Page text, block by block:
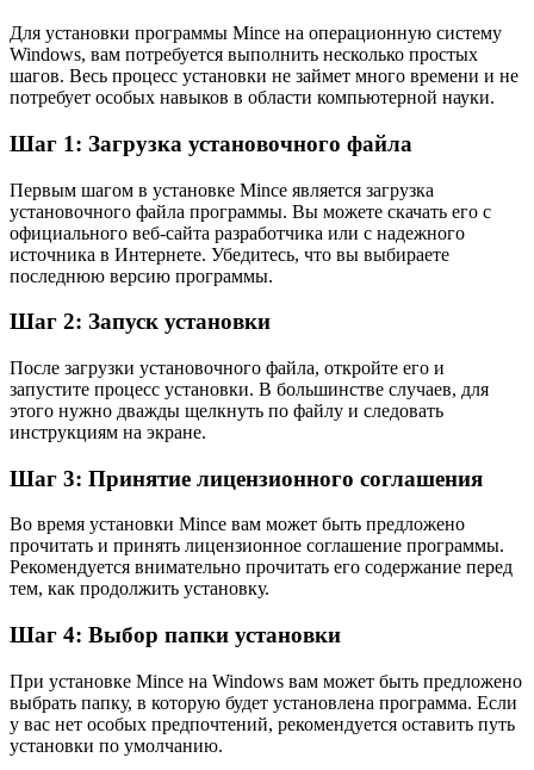
Для установки программы Mince на операционную систему
Windows, вам потребуется выполнить несколько простых
шагов. Весь процесс установки не займет много времени и не
потребует особых навыков в области компьютерной науки.
Шаг 1: Загрузка установочного файла
Первым шагом в установке Mince является загрузка
установочного файла программы. Вы можете скачать его с
официального веб-сайта разработчика или с надежного
источника в Интернете. Убедитесь, что вы выбираете
последнюю версию программы.
Шаг 2: Запуск установки
После загрузки установочного файла, откройте его и
запустите процесс установки. В большинстве случаев, для
этого нужно дважды щелкнуть по файлу и следовать
инструкциям на экране.
Шаг 3: Принятие лицензионного соглашения
Во время установки Mince вам может быть предложено
прочитать и принять лицензионное соглашение программы.
Рекомендуется внимательно прочитать его содержание перед
тем, как продолжить установку.
Шаг 4: Выбор папки установки
При установке Mince на Windows вам может быть предложено
выбрать папку, в которую будет установлена программа. Если
у вас нет особых предпочтений, рекомендуется оставить путь
установки по умолчанию.